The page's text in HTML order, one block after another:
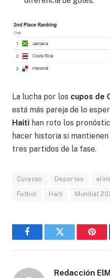
La lucha por los cupos de
está más pareja de lo
Haitíhan roto los
hacer historia si
tres partidos de la fase.
Curazao Deportes
Futbol Haití Mundial
FacebookGorjeo
Redacción